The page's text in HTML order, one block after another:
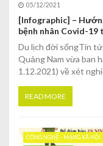
05/12/2021
[Infographic] –
bệnh nhân Covid-
Du lịch đời sốngTin
Quảng Nam vừa ban
1.12.2021) về xét
READ MORE
CÔNG NGHỆ - MẠNG XÃ HỘI